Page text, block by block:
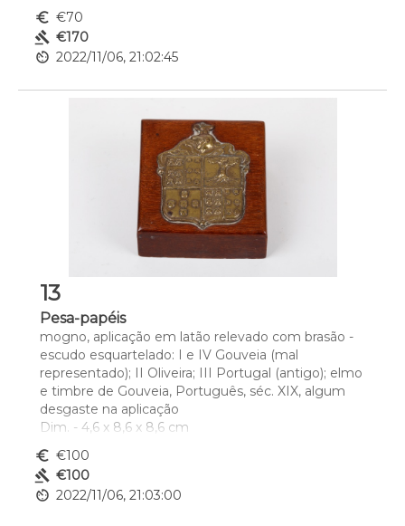
euro_symbol €70
gavel €170
av_timer 2022/11/06, 21:02:45
13
Pesa-papéis
mogno, aplicação em latão relevado com brasão -
escudo esquartelado: I e IV Gouveia (mal
representado); II Oliveira; III Portugal (antigo); elmo
e timbre de Gouveia, Português, séc. XIX, algum
desgaste na aplicação
Dim. - 4,6 x 8,6 x 8,6 cm
euro_symbol €100
gavel €100
av_timer 2022/11/06, 21:03:00